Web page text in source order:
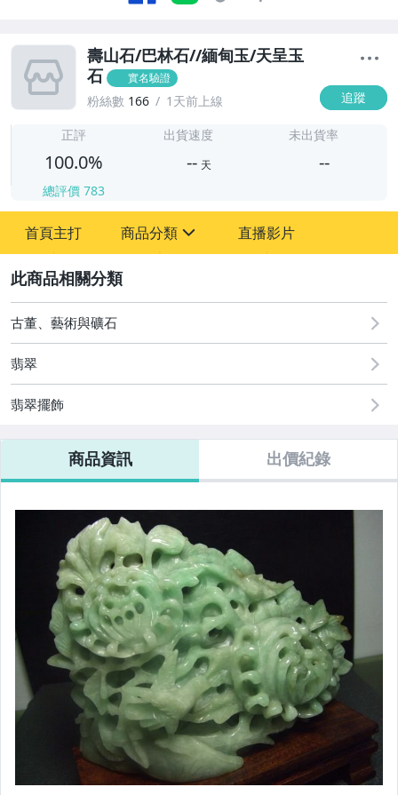
壽山石/巴林石//緬甸玉/天呈玉
石
實名驗證
粉絲數 166 1天前上線 追蹤
正評
100.0%
總評價 783
出貨速度
-- 天
未出貨率
--
首頁主打 商品分類
古董、藝術與礦石
手錶與飾品配件
直播影片
古董、藝術與礦石
翡翠
翡翠擺飾
商品資訊 出價紀錄